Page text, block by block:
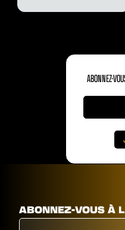
ABONNEZ-
ABONNEZ-VOUS À